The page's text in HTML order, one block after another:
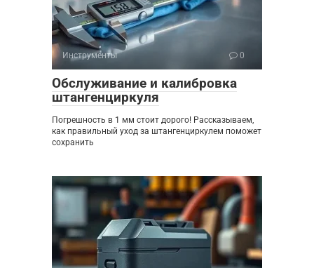
Инструменты 0
Обслуживание и калибровка
штангенциркуля
Погрешность в 1 мм стоит дорого! Рассказываем,
как правильный уход за штангенциркулем поможет
сохранить